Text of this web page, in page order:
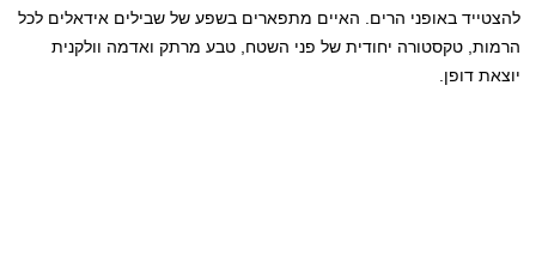
להצטייד באופני הרים. האיים מתפארים בשפע של שבילים אידאלים לכל
הרמות, טקסטורה יחודית של פני השטח, טבע מרתק ואדמה וולקנית
יוצאת דופן.